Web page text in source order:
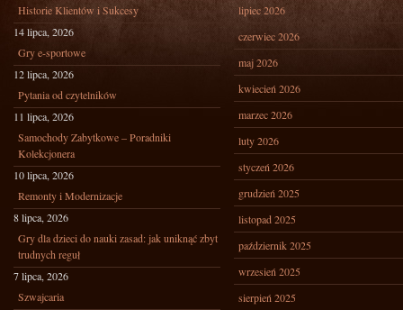
Historie Klientów i Sukcesy
14 lipca, 2026
Gry e-sportowe
12 lipca, 2026
Pytania od czytelników
11 lipca, 2026
Samochody Zabytkowe – Poradniki
Kolekcjonera
10 lipca, 2026
Remonty i Modernizacje
8 lipca, 2026
Gry dla dzieci do nauki zasad: jak uniknąć zbyt
trudnych reguł
7 lipca, 2026
Szwajcaria
lipiec 2026
czerwiec 2026
maj 2026
kwiecień 2026
marzec 2026
luty 2026
styczeń 2026
grudzień 2025
listopad 2025
październik 2025
wrzesień 2025
sierpień 2025